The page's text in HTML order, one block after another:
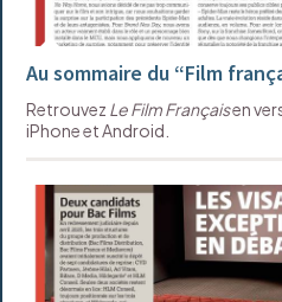
Au sommaire du “Film
Retrouvez Le Film Françaisen
iPhone et Android.